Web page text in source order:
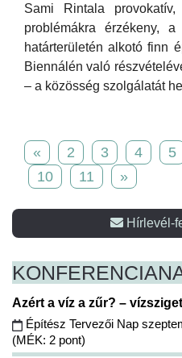
Sami Rintala
problémákra érzékeny,
határterületén alkotó finn
Biennálén való
– a közösség szolgálatát
« 2 3 4 5
10
11 »
Hírlevél-
KONFERENCIA
Azért a víz a zűr? –
Építész Tervezői Nap
(MÉK: 2 pont)